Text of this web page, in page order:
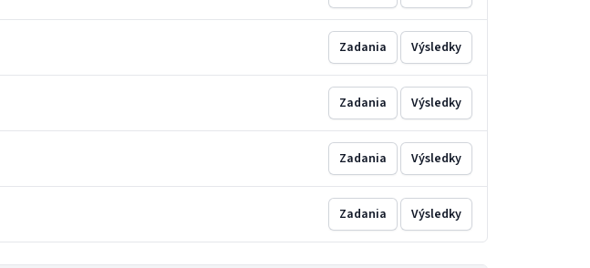
Zadania Výsledky
Zadania Výsledky
Zadania Výsledky
Zadania Výsledky